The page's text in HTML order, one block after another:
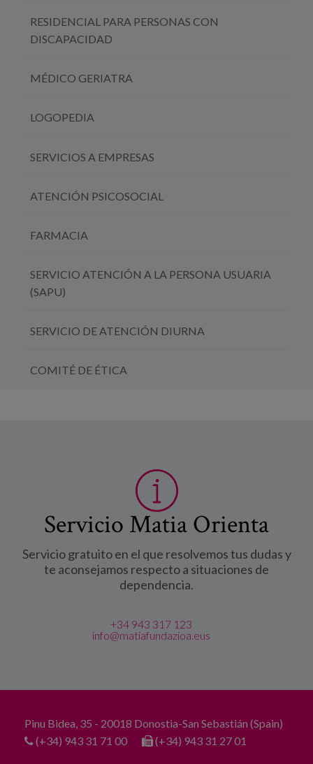
RESIDENCIAL PARA PERSONAS CON
DISCAPACIDAD
MÉDICO GERIATRA
LOGOPEDIA
SERVICIOS A EMPRESAS
ATENCIÓN PSICOSOCIAL
FARMACIA
SERVICIO ATENCIÓN A LA PERSONA USUARIA
(SAPU)
SERVICIO DE ATENCIÓN DIURNA
COMITÉ DE ÉTICA
Servicio Matia Orienta
Servicio gratuito en el que resolvemos tus dudas y
te aconsejamos respecto a situaciones de
dependencia.
+34 943 317 123
info@matiafundazioa.eus
Pinu Bidea, 35 - 20018 Donostia-San Sebastián (Spain)
(+34) 943 31 71 00
(+34) 943 31 27 01